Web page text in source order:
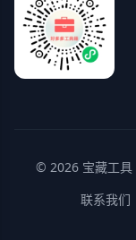
© 2026 宝藏工具
联系我们